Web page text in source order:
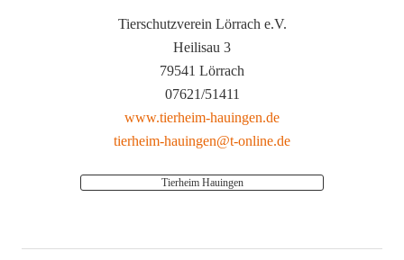
Tierschutzverein Lörrach e.V.
Heilisau 3
79541 Lörrach
07621/51411
www.tierheim-hauingen.de
tierheim-hauingen@t-online.de
Tierheim Hauingen